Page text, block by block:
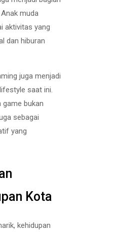
muda
aktivitas yang
dan hiburan
juga menjadi
saat ini.
game bukan
sebagai
yang
Kota
kehidupan